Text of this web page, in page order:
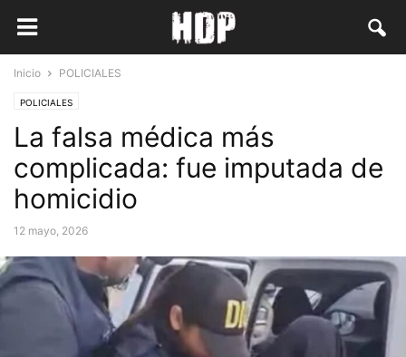
Inicio POLICIALES
POLICIALES
La falsa médica más
complicada: fue imputada de
homicidio
12 mayo, 2026